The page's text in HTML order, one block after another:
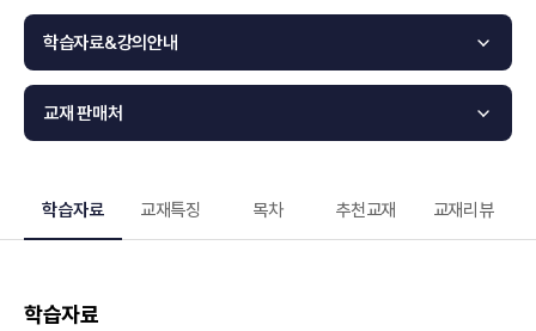
학습자료&강의안내
교재 판매처
학습자료 교재특징 목차 추천교재 교재리뷰
학습자료